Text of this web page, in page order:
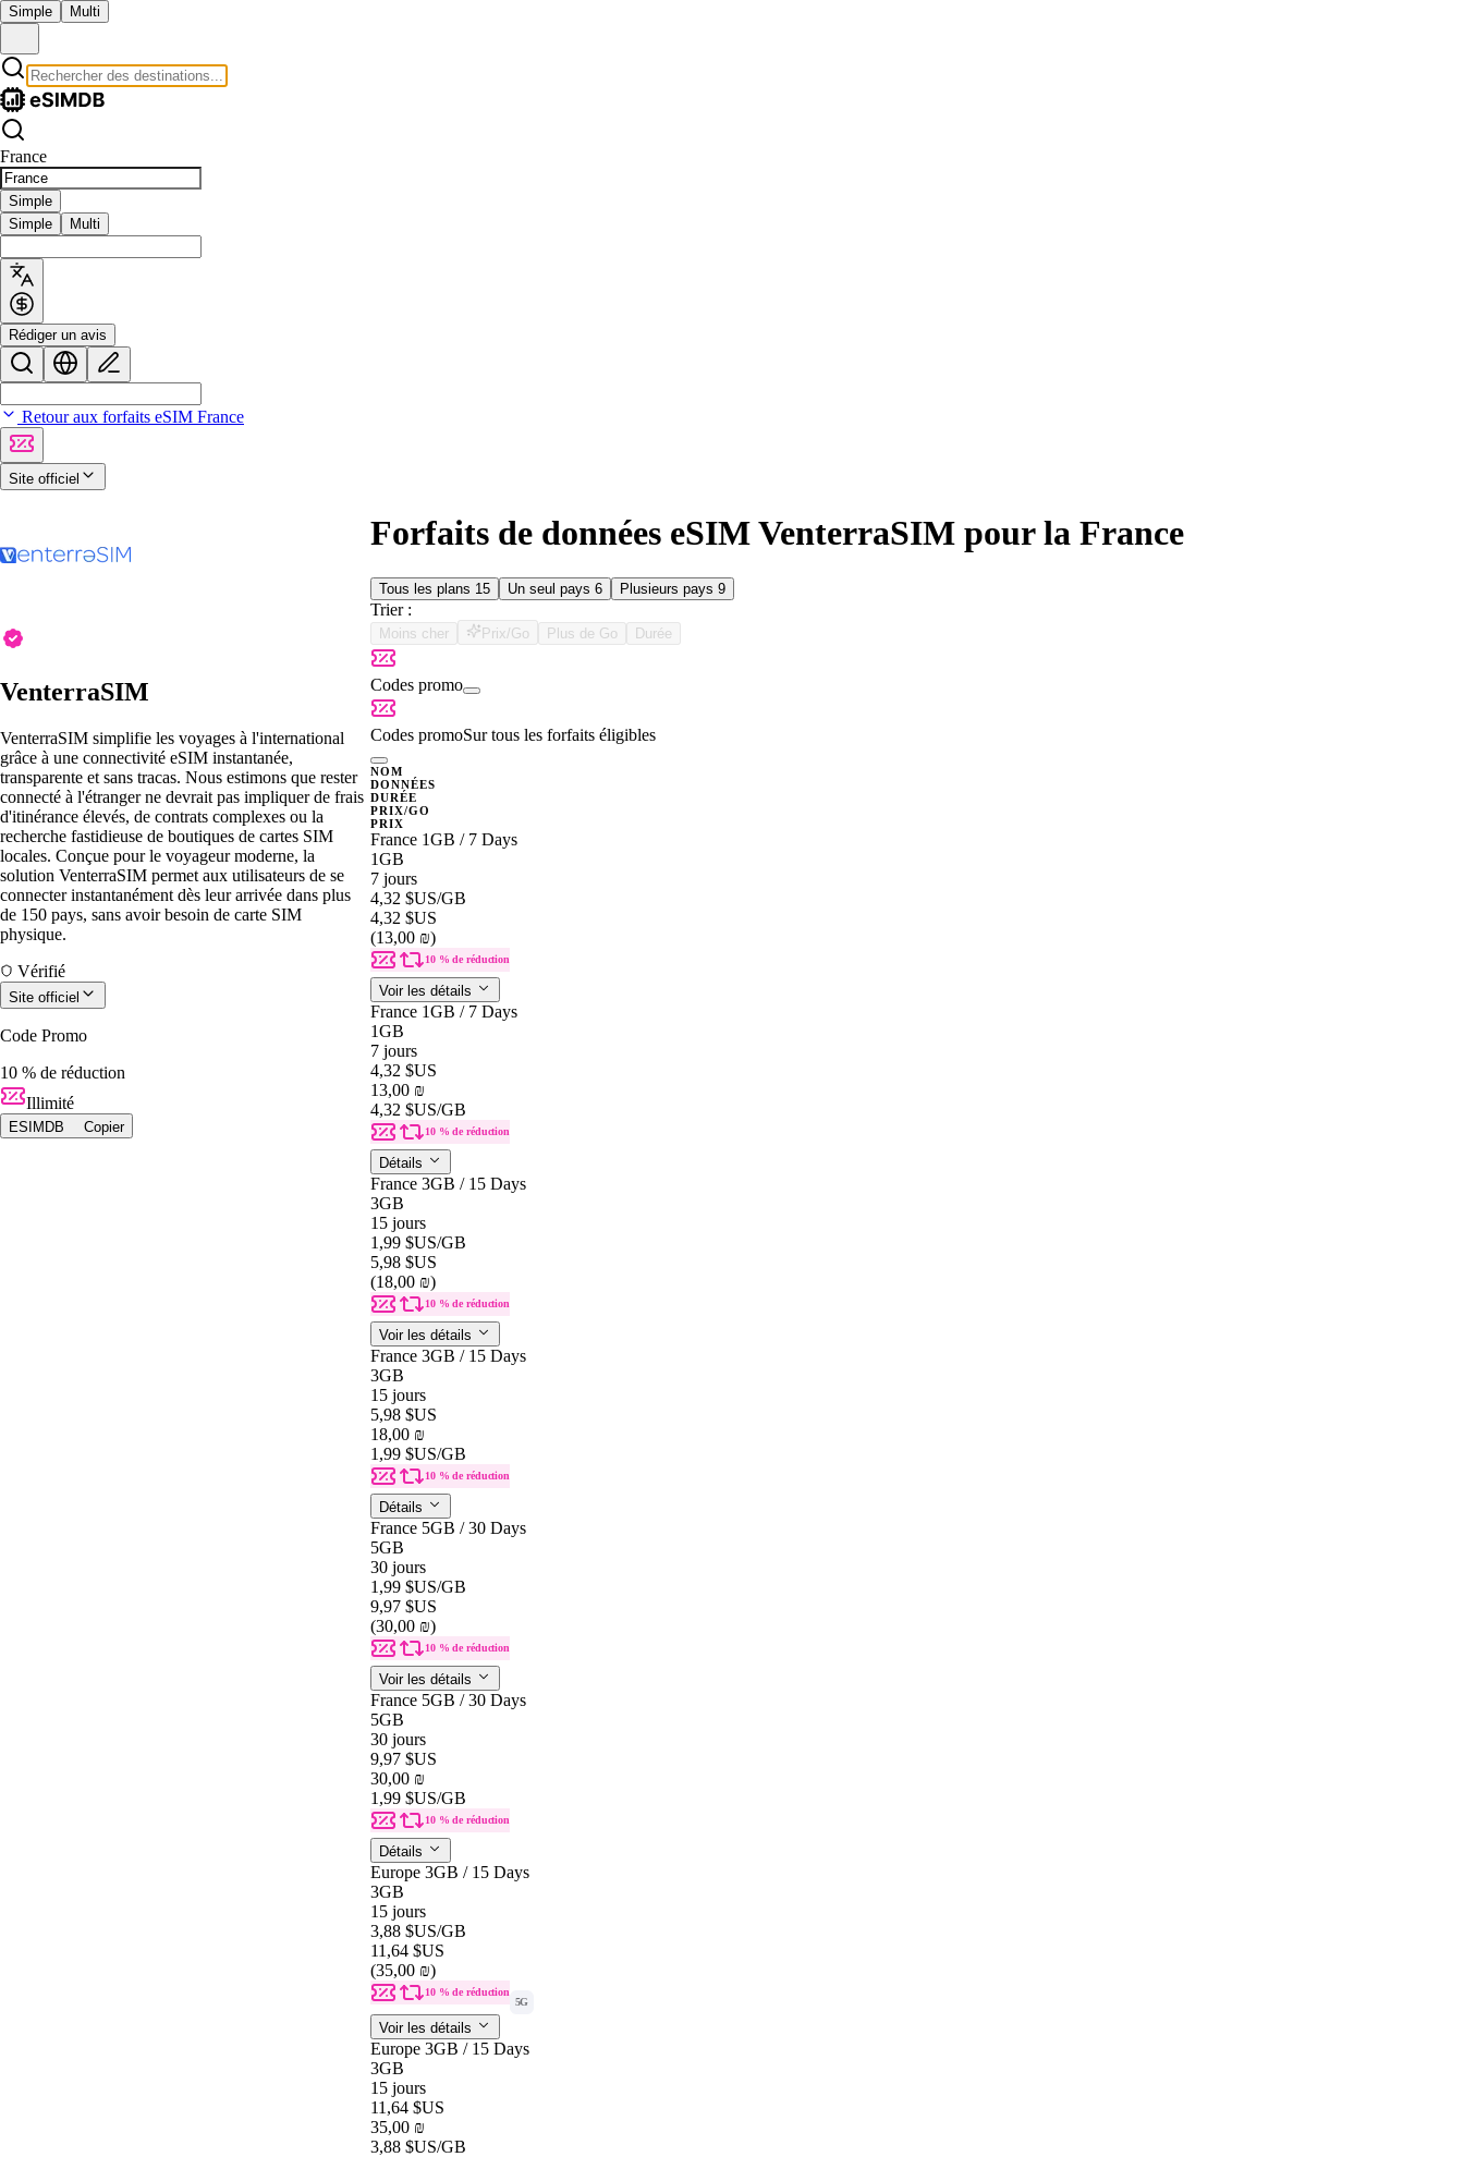
Simple Multi
France
Simple
Simple
Multi
Rédiger un avis
Retour aux forfaits eSIM France
Site officiel
VenterraSIM
VenterraSIM simplifie les voyages à l'international
grâce à une connectivité eSIM instantanée,
transparente et sans tracas. Nous estimons que rester
connecté à l'étranger ne devrait pas impliquer de frais
d'itinérance élevés, de contrats complexes ou la
recherche fastidieuse de boutiques de cartes SIM
locales. Conçue pour le voyageur moderne, la
solution VenterraSIM permet aux utilisateurs de se
connecter instantanément dès leur arrivée dans plus
de 150 pays, sans avoir besoin de carte SIM
physique.
Vérifié
Site officiel
Code Promo
10 % de réduction
Illimité
ESIMDB Copier
Forfaits de données eSIM VenterraSIM pour la France
Tous les plans 15 Un seul pays 6 Plusieurs pays 9
Trier :
Moins cher Prix/Go Plus de Go Durée
Codes promo
Codes promoSur tous les forfaits éligibles
NOM
DONNÉES
DURÉE
PRIX/GO
PRIX
France 1GB / 7 Days
1GB
7 jours
4,32 $US/GB
4,32 $US
(13,00 ₪)
10 % de réduction
Voir les détails
France 1GB / 7 Days
1GB
7 jours
4,32 $US
13,00 ₪
4,32 $US/GB
10 % de réduction
Détails
France 3GB / 15 Days
3GB
15 jours
1,99 $US/GB
5,98 $US
(18,00 ₪)
10 % de réduction
Voir les détails
France 3GB / 15 Days
3GB
15 jours
5,98 $US
18,00 ₪
1,99 $US/GB
10 % de réduction
Détails
France 5GB / 30 Days
5GB
30 jours
1,99 $US/GB
9,97 $US
(30,00 ₪)
10 % de réduction
Voir les détails
France 5GB / 30 Days
5GB
30 jours
9,97 $US
30,00 ₪
1,99 $US/GB
10 % de réduction
Détails
Europe 3GB / 15 Days
3GB
15 jours
3,88 $US/GB
11,64 $US
(35,00 ₪)
10 % de réduction
5G
Voir les détails
Europe 3GB / 15 Days
3GB
15 jours
11,64 $US
35,00 ₪
3,88 $US/GB